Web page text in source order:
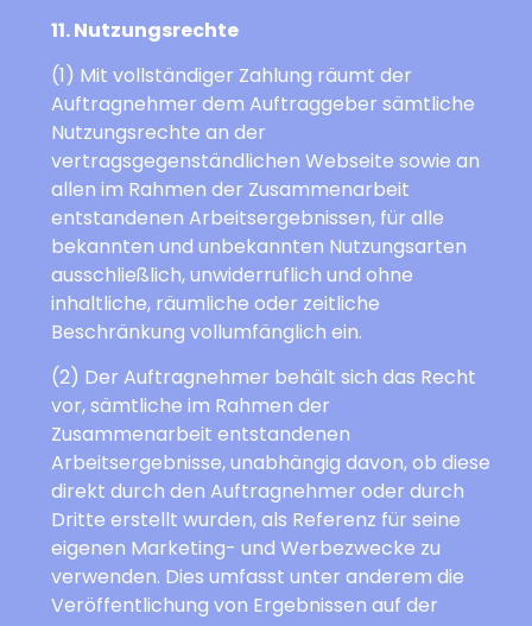
11. Nutzungsrechte
(1) Mit vollständiger Zahlung räumt der
Auftragnehmer dem Auftraggeber sämtliche
Nutzungsrechte an der
vertragsgegenständlichen Webseite sowie an
allen im Rahmen der Zusammenarbeit
entstandenen Arbeitsergebnissen, für alle
bekannten und unbekannten Nutzungsarten
ausschließlich, unwiderruflich und ohne
inhaltliche, räumliche oder zeitliche
Beschränkung vollumfänglich ein.
(2) Der Auftragnehmer behält sich das Recht
vor, sämtliche im Rahmen der
Zusammenarbeit entstandenen
Arbeitsergebnisse, unabhängig davon, ob diese
direkt durch den Auftragnehmer oder durch
Dritte erstellt wurden, als Referenz für seine
eigenen Marketing- und Werbezwecke zu
verwenden. Dies umfasst unter anderem die
Veröffentlichung von Ergebnissen auf der